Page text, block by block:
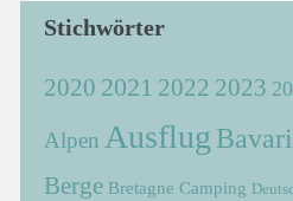
Stichwörter
2020 2021 2022 2023
Alpen Ausflug
Berge Bretagne Camping